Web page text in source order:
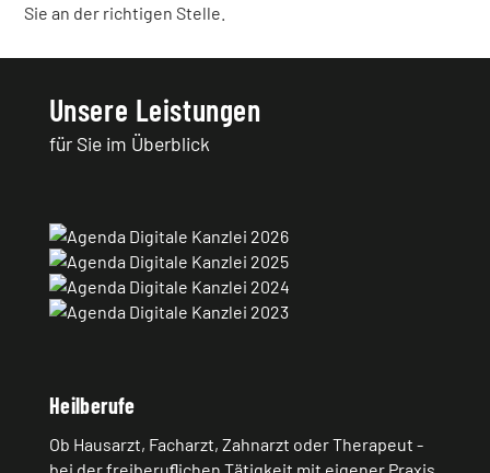
Sie an der richtigen Stelle.
Unsere Leistungen
für Sie im Überblick
Heilberufe
Ob Hausarzt, Facharzt, Zahnarzt oder Therapeut -